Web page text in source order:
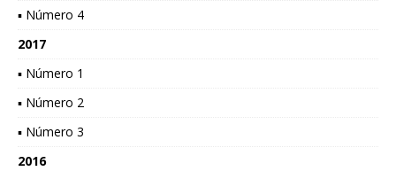
▪ Número 4
2017
▪ Número 1
▪ Número 2
▪ Número 3
2016